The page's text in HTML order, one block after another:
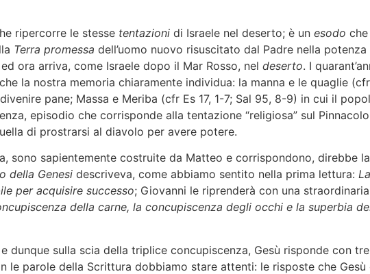
ripercorre le stesse tentazioni di Israele nel deserto; è un esodo
Terra promessa dell’uomo nuovo risuscitato dal Padre nella potenza
ora arriva, come Israele dopo il Mar Rosso, nel deserto. I
che la nostra memoria chiaramente individua: la manna e le quaglie
pane; Massa e Meriba (cfr Es 17, 1-7; Sal 95, 8-9) in cui il
episodio che corrisponde alla tentazione “religiosa” sul
di prostrarsi al diavolo per avere potere.
sono sapientemente costruite da Matteo e corrispondono, direbbe
della Genesi descriveva, come abbiamo sentito nella prima lettura:
per acquisire successo; Giovanni le riprenderà con una
della carne, la concupiscenza degli occhi e la superbia
e dunque sulla scia della triplice concupiscenza, Gesù risponde con
le parole della Scrittura dobbiamo stare attenti: le risposte che